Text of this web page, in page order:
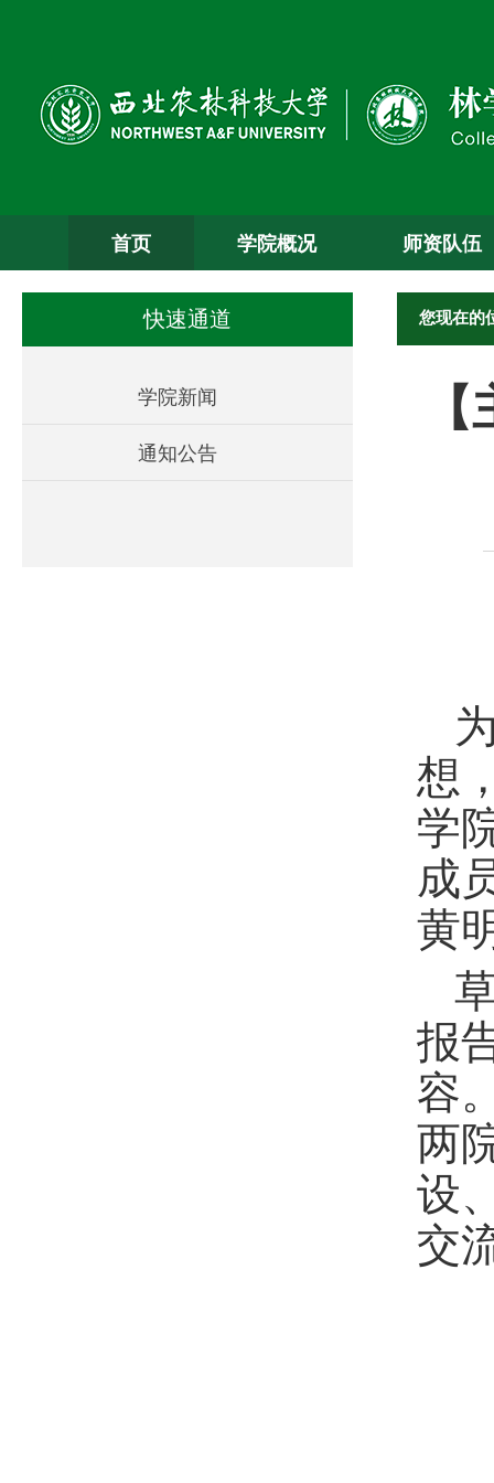
首页 学院概况 师资队伍
快速通道
学院新闻
通知公告
您现在的
想
学
成
黄
报
容
两
设
交